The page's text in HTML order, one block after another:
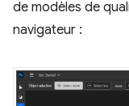
de modèles de
navigateur :